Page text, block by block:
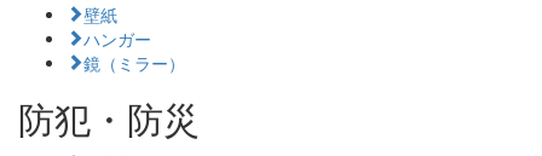
壁紙
ハンガー
鏡（ミラー）
防犯・防災